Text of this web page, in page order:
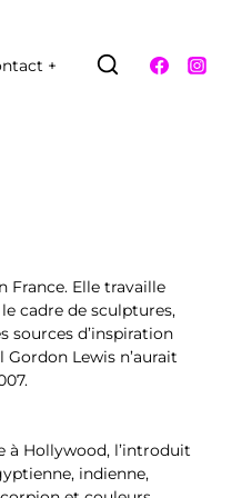
+
France. Elle travaille
cadre de sculptures,
sources d’inspiration
Lewis n’aurait
à Hollywood, l’introduit
indienne,